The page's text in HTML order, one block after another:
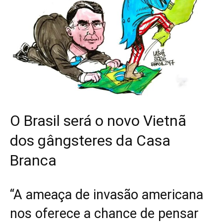
O Brasil será o novo Vietnã
dos gângsteres da Casa
Branca
“A ameaça de invasão americana
nos oferece a chance de pensar